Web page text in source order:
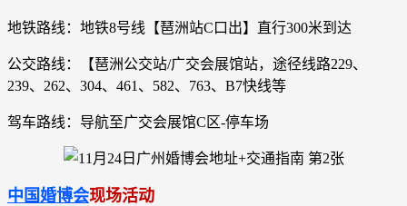
地铁路线：地铁8号线【琶洲站C口出】直行300米到达
公交路线：【琶洲公交站/广交会展馆站，途径线路229、
239、262、304、461、582、763、B7快线等
驾车路线：导航至广交会展馆C区-停车场
中国婚博会现场活动